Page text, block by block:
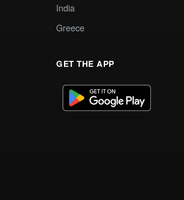
India
Greece
GET THE APP